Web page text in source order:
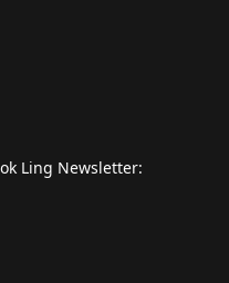
Ling Newsletter: